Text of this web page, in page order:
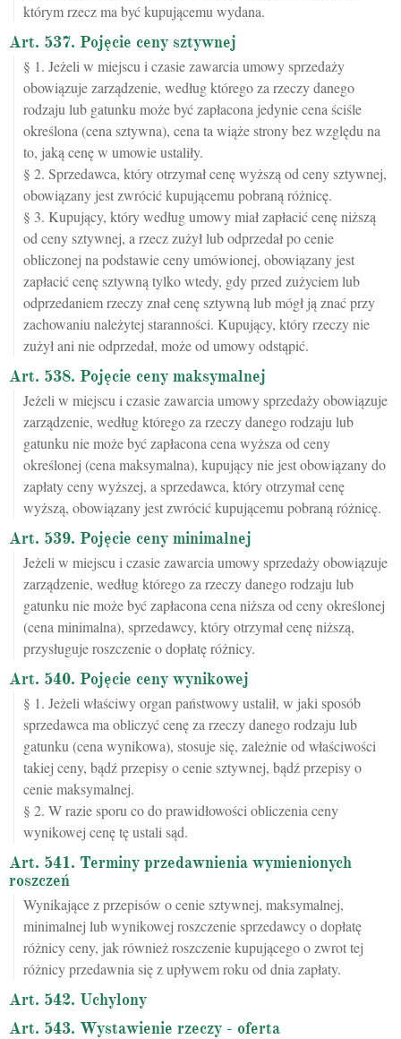
którym rzecz ma być kupującemu wydana.
Art. 537. Pojęcie ceny sztywnej
§ 1. Jeżeli w miejscu i czasie zawarcia umowy sprzedaży
obowiązuje zarządzenie, według którego za rzeczy danego
rodzaju lub gatunku może być zapłacona jedynie cena ściśle
określona (cena sztywna), cena ta wiąże strony bez względu na
to, jaką cenę w umowie ustaliły.
§ 2. Sprzedawca, który otrzymał cenę wyższą od ceny sztywnej,
obowiązany jest zwrócić kupującemu pobraną różnicę.
§ 3. Kupujący, który według umowy miał zapłacić cenę niższą
od ceny sztywnej, a rzecz zużył lub odprzedał po cenie
obliczonej na podstawie ceny umówionej, obowiązany jest
zapłacić cenę sztywną tylko wtedy, gdy przed zużyciem lub
odprzedaniem rzeczy znał cenę sztywną lub mógł ją znać przy
zachowaniu należytej staranności. Kupujący, który rzeczy nie
zużył ani nie odprzedał, może od umowy odstąpić.
Art. 538. Pojęcie ceny maksymalnej
Jeżeli w miejscu i czasie zawarcia umowy sprzedaży obowiązuje
zarządzenie, według którego za rzeczy danego rodzaju lub
gatunku nie może być zapłacona cena wyższa od ceny
określonej (cena maksymalna), kupujący nie jest obowiązany do
zapłaty ceny wyższej, a sprzedawca, który otrzymał cenę
wyższą, obowiązany jest zwrócić kupującemu pobraną różnicę.
Art. 539. Pojęcie ceny minimalnej
Jeżeli w miejscu i czasie zawarcia umowy sprzedaży obowiązuje
zarządzenie, według którego za rzeczy danego rodzaju lub
gatunku nie może być zapłacona cena niższa od ceny określonej
(cena minimalna), sprzedawcy, który otrzymał cenę niższą,
przysługuje roszczenie o dopłatę różnicy.
Art. 540. Pojęcie ceny wynikowej
§ 1. Jeżeli właściwy organ państwowy ustalił, w jaki sposób
sprzedawca ma obliczyć cenę za rzeczy danego rodzaju lub
gatunku (cena wynikowa), stosuje się, zależnie od właściwości
takiej ceny, bądź przepisy o cenie sztywnej, bądź przepisy o
cenie maksymalnej.
§ 2. W razie sporu co do prawidłowości obliczenia ceny
wynikowej cenę tę ustali sąd.
Art. 541. Terminy przedawnienia wymienionych
roszczeń
Wynikające z przepisów o cenie sztywnej, maksymalnej,
minimalnej lub wynikowej roszczenie sprzedawcy o dopłatę
różnicy ceny, jak również roszczenie kupującego o zwrot tej
różnicy przedawnia się z upływem roku od dnia zapłaty.
Art. 542. Uchylony
Art. 543. Wystawienie rzeczy - oferta